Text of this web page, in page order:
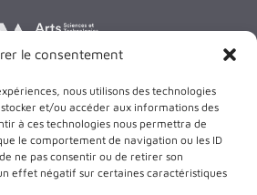
le consentement
nous utilisons des technologies
et/ou accéder aux informations des
à ces technologies nous permettra de
le comportement de navigation ou les ID
ne pas consentir ou de retirer son
effet négatif sur certaines caractéristiques
réseaux
du LEM3 sont cofinancés par